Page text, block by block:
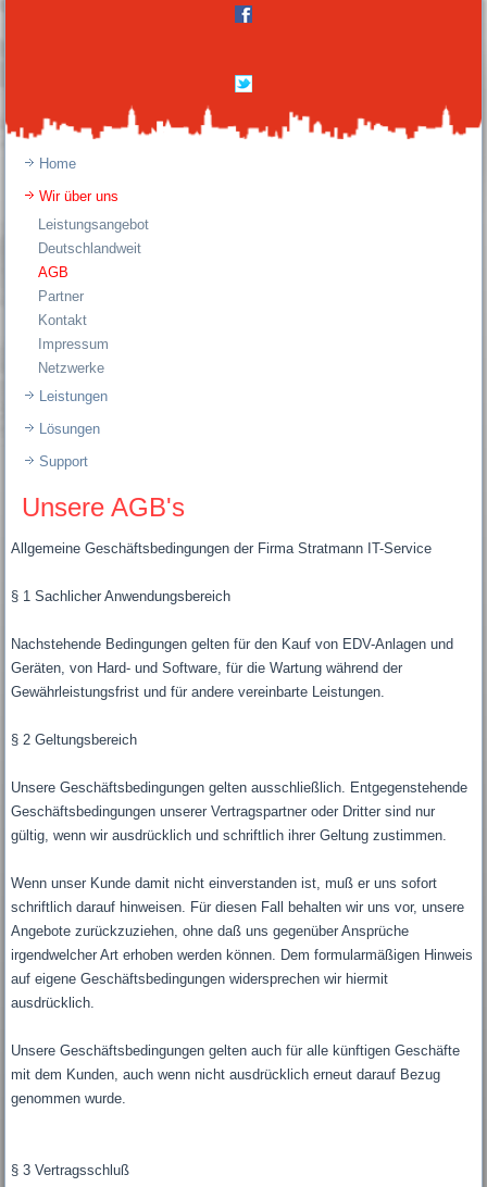
Home
Wir über uns
Leistungsangebot
Deutschlandweit
AGB
Partner
Kontakt
Impressum
Netzwerke
Leistungen
Lösungen
Support
Unsere AGB's
Allgemeine Geschäftsbedingungen der Firma Stratmann IT-Service
§ 1 Sachlicher Anwendungsbereich
Nachstehende Bedingungen gelten für den Kauf von EDV-Anlagen und
Geräten, von Hard- und Software, für die Wartung während der
Gewährleistungsfrist und für andere vereinbarte Leistungen.
§ 2 Geltungsbereich
Unsere Geschäftsbedingungen gelten ausschließlich. Entgegenstehende
Geschäftsbedingungen unserer Vertragspartner oder Dritter sind nur
gültig, wenn wir ausdrücklich und schriftlich ihrer Geltung zustimmen.
Wenn unser Kunde damit nicht einverstanden ist, muß er uns sofort
schriftlich darauf hinweisen. Für diesen Fall behalten wir uns vor, unsere
Angebote zurückzuziehen, ohne daß uns gegenüber Ansprüche
irgendwelcher Art erhoben werden können. Dem formularmäßigen Hinweis
auf eigene Geschäftsbedingungen widersprechen wir hiermit
ausdrücklich.
Unsere Geschäftsbedingungen gelten auch für alle künftigen Geschäfte
mit dem Kunden, auch wenn nicht ausdrücklich erneut darauf Bezug
genommen wurde.
§ 3 Vertragsschluß